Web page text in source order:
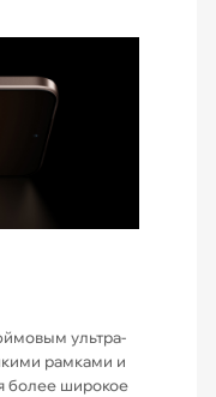
ультра-
рамками и
более широкое